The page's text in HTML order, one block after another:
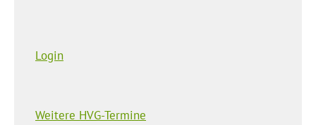
Login
Weitere HVG-Termine